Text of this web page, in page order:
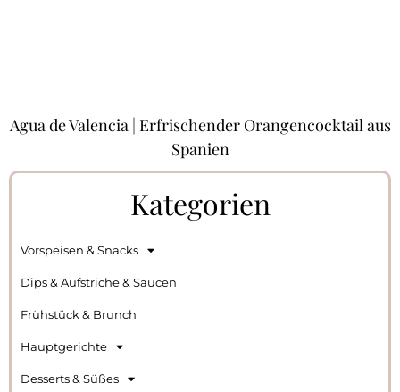
Agua de Valencia | Erfrischender Orangencocktail aus
Spanien
Kategorien
Vorspeisen & Snacks
Dips & Aufstriche & Saucen
Frühstück & Brunch
Hauptgerichte
Desserts & Süßes